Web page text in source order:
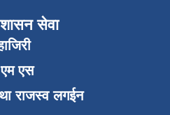
शासन सेवा
एस
राजस्व लगईन